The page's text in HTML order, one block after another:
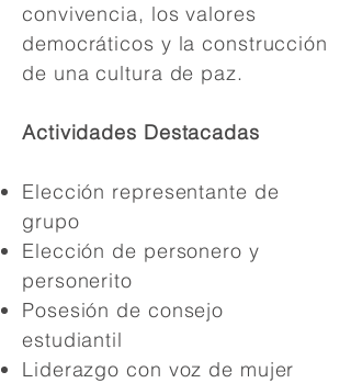
convivencia, los valores
democráticos y la construcción
de una cultura de paz.
Actividades Destacadas
Elección representante de
grupo
Elección de personero y
personerito
Posesión de consejo
estudiantil
Liderazgo con voz de mujer